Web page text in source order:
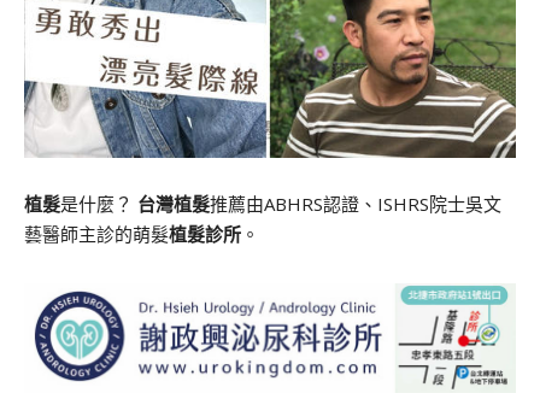
植髮是什麼？ 台灣植髮推薦由ABHRS認證、ISHRS院士吳文
藝醫師主診的萌髮植髮診所 。